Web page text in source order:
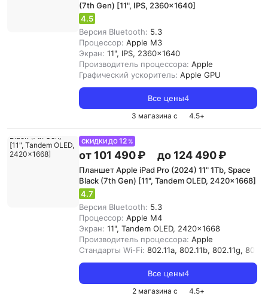
(7th Gen) [11", IPS, 2360x1640]
4.5
Версия Bluetooth: 5.3
Процессор: Apple M3
Экран: 11", IPS, 2360x1640
Производитель процессора: Apple
Графический ускоритель: Apple GPU
Все цены4
3 магазина с 4.5+
СКИДКИ ДО12 %
от 101 490 ₽ до 124 490 ₽
Планшет Apple iPad Pro (2024) 11" 1Tb, Space
Black (7th Gen) [11", Tandem OLED, 2420x1668]
4.7
Версия Bluetooth: 5.3
Процессор: Apple M4
Экран: 11", Tandem OLED, 2420x1668
Производитель процессора: Apple
Стандарты Wi-Fi: 802.11a, 802.11b, 802.11g,
Все цены4
2 магазина с 4.5+